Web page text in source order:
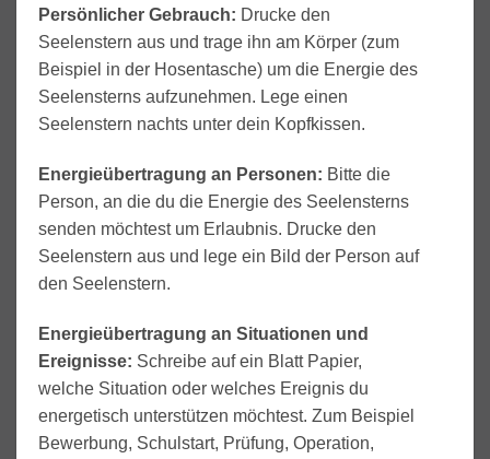
Persönlicher Gebrauch: Drucke den
Seelenstern aus und trage ihn am Körper (zum
Beispiel in der Hosentasche) um die Energie des
Seelensterns aufzunehmen. Lege einen
Seelenstern nachts unter dein Kopfkissen.
Energieübertragung an Personen: Bitte die
Person, an die du die Energie des Seelensterns
senden möchtest um Erlaubnis. Drucke den
Seelenstern aus und lege ein Bild der Person auf
den Seelenstern.
Energieübertragung an Situationen und
Ereignisse: Schreibe auf ein Blatt Papier,
welche Situation oder welches Ereignis du
energetisch unterstützen möchtest. Zum Beispiel
Bewerbung, Schulstart, Prüfung, Operation,